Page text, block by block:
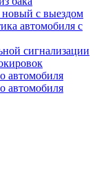
новый с выездом
автомобиля с
сигнализации
автомобиля
автомобиля